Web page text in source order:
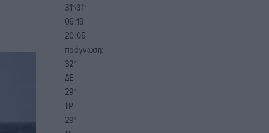
31°/31°
06:19
20:05
πρόγνωση:
32°
ΔΕ
29°
ΤΡ
29°